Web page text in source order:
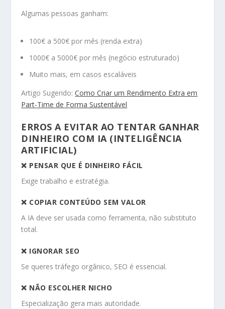
Algumas pessoas ganham:
100€ a 500€ por mês (renda extra)
1000€ a 5000€ por mês (negócio estruturado)
Muito mais, em casos escaláveis
Artigo Sugerido:Como Criar um Rendimento Extra em
Part-Time de Forma Sustentável
ERROS A EVITAR AO TENTAR GANHAR
DINHEIRO COM IA (INTELIGÊNCIA
ARTIFICIAL)
❌ PENSAR QUE É DINHEIRO FÁCIL
Exige trabalho e estratégia.
❌ COPIAR CONTEÚDO SEM VALOR
A IA deve ser usada como ferramenta, não substituto
total.
❌ IGNORAR SEO
Se queres tráfego orgânico, SEO é essencial.
❌ NÃO ESCOLHER NICHO
Especialização gera mais autoridade.